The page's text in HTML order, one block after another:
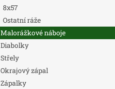
8x57
Ostatní ráže
Malorážkové náboje
Diabolky
Střely
Okrajový zápal
Zápalky